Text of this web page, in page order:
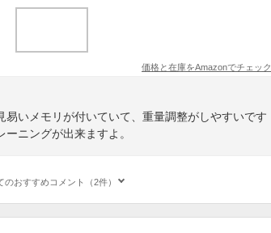
価格と在庫をAmazonでチェック
易いメモリが付いていて、重量調整がしやすいです
ニングが出来ますよ。
のおすすめコメント（2件）